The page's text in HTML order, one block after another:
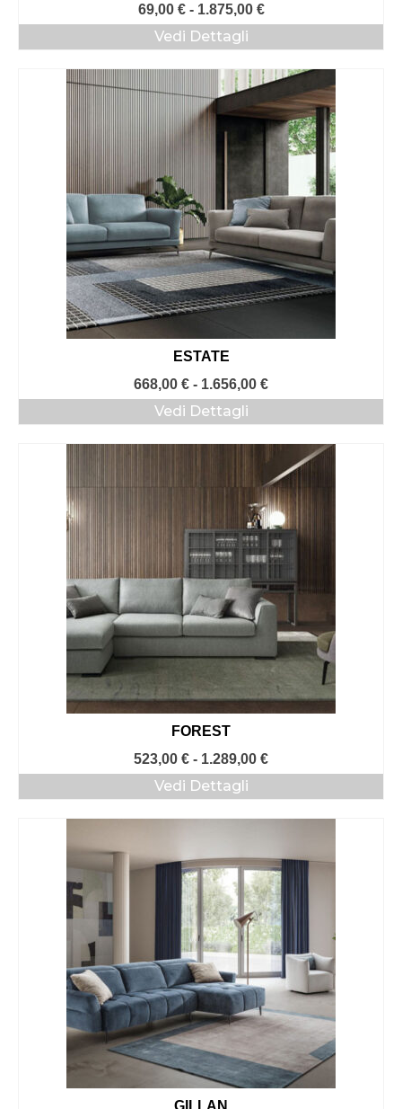
69,00 € - 1.875,00 €Fascia
di
69,00 €
1.875,00 €
Vedi Dettagli
ESTATE
668,00 € - 1.656,00 €Fascia
di
668,00 €
1.656,00 €
Vedi Dettagli
FOREST
523,00 € - 1.289,00 €Fascia
di
1.289,00 €
Vedi Dettagli